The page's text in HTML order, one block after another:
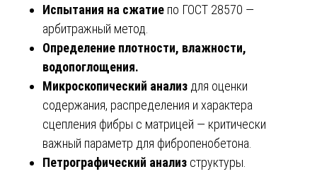
Испытания на сжатие по ГОСТ 28570 —
арбитражный метод.
Определение плотности, влажности,
водопоглощения.
Микроскопический анализ для оценки
содержания, распределения и характера
сцепления фибры с матрицей — критически
важный параметр для фибропенобетона.
Петрографический анализ структуры.